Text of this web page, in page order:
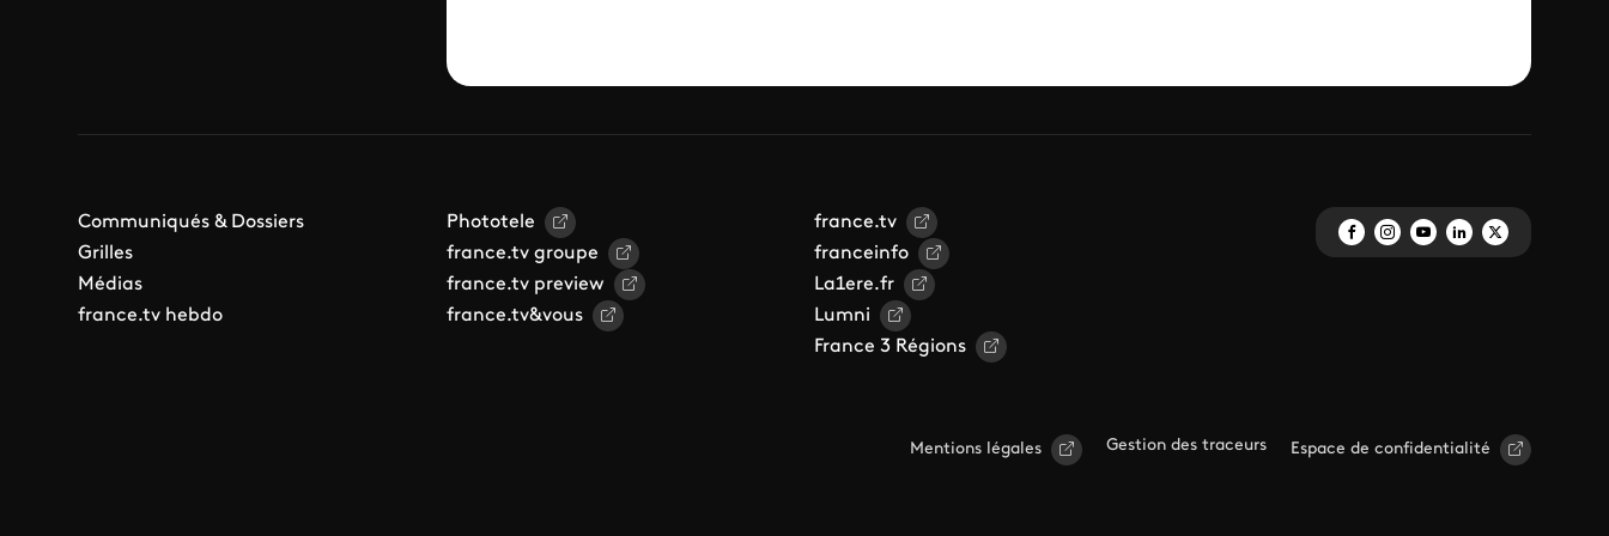
Communiqués & Dossiers
Grilles
Médias
france.tv hebdo
Phototele
france.tv groupe
france.tv preview
france.tv&vous
france.tv
franceinfo
La1ere.fr
Lumni
France 3 Régions
Mentions légales Gestion des traceurs Espace de confidentialité